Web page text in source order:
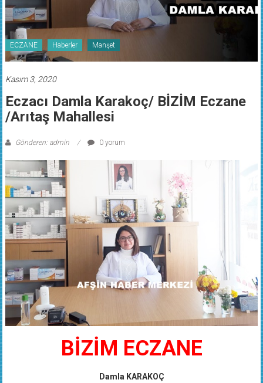
ECZANE Haberler Manşet
Kasım 3, 2020
Eczacı Damla Karakoç/ BİZİM Eczane
/Arıtaş Mahallesi
Gönderen: admin 0 yorum
BİZİM ECZANE
Damla KARAKOÇ